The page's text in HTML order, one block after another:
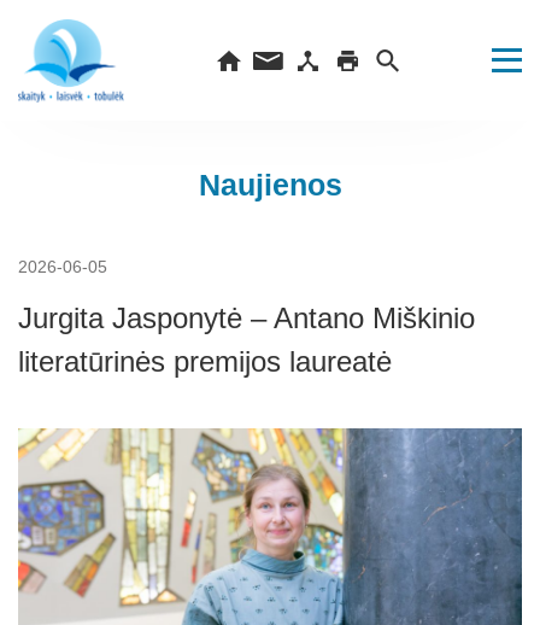
Naujienos
2026-06-05
Jurgita Jasponytė – Antano Miškinio
literatūrinės premijos laureatė